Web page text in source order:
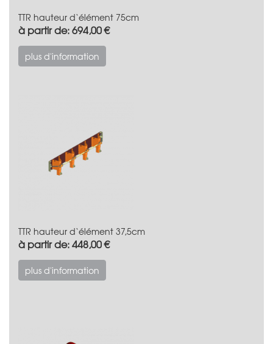
TTR hauteur d‘élément 75cm
à partir de: 694,00 €
plus d'information
TTR hauteur d‘élément 37,5cm
à partir de: 448,00 €
plus d'information